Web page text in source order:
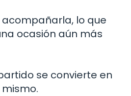
acompañarla, lo que
ocasión aún más
se convierte en